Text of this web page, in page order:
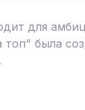
для
была